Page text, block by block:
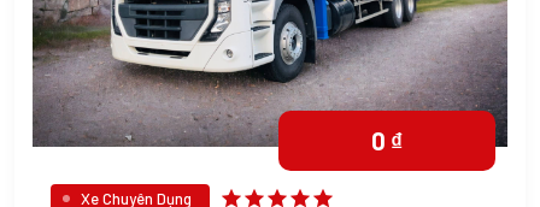
0 ₫
Xe Chuyên Dụng